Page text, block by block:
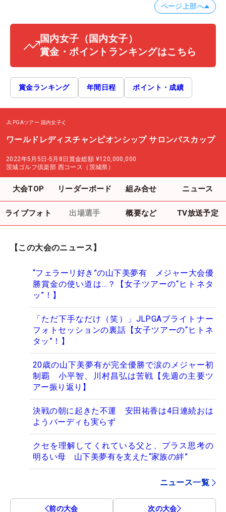
ページ上部へ
国内女子 （国内女子）
賞金・ポイントランキングはこちら
賞金ランキング 年間日程 ポイント・成績
JLPGAツアー 国内女子
ワールドレディスチャンピオンシップ サロンパスカップ
2022年5月5日-5月8日 賞金総額 ¥120,000,000
茨城ゴルフ倶楽部 西コース（茨城県）
大会TOP リーダーボード 組み合せ ニュース
ライブフォト 出場選手 概要など TV放送予定
【この大会のニュース】
“フェラーリ好き”の山下美夢有 メジャー大会優
勝賞金の使い道は…？【女子ツアーの“ヒトネタ
ッ”！】
「ただ下手なだけ（笑）」JLPGAブライトナー
フォトセッションの裏話【女子ツアーの“ヒトネ
タッ”！】
20歳の山下美夢有が完全優勝で涙のメジャー初
制覇 小平智、川村昌弘は苦戦【先週の主要ツ
アー振り返り】
決戦の朝に起きた不運 安田祐香は4日連続おは
ようバーディも実らず
クセを理解してくれている父と、プラス思考の
明るい母 山下美夢有を支えた“家族の絆”
ニュース一覧
前の大会 次の大会